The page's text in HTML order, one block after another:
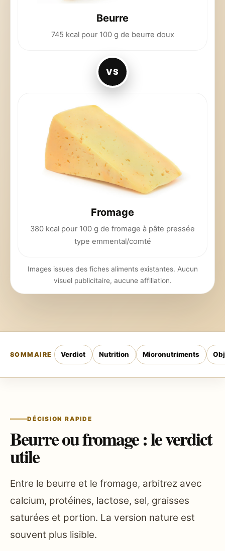
Beurre
745 kcal pour 100 g de beurre doux
VS
Fromage
380 kcal pour 100 g de fromage à pâte pressée
type emmental/comté
Images issues des fiches aliments existantes. Aucun
visuel publicitaire, aucune affiliation.
SOMMAIRE Verdict Nutrition Micronutriments
DÉCISION RAPIDE
Beurre ou fromage : le verdict
utile
Entre le beurre et le fromage, arbitrez avec
calcium, protéines, lactose, sel, graisses
saturées et portion. La version nature est
souvent plus lisible.